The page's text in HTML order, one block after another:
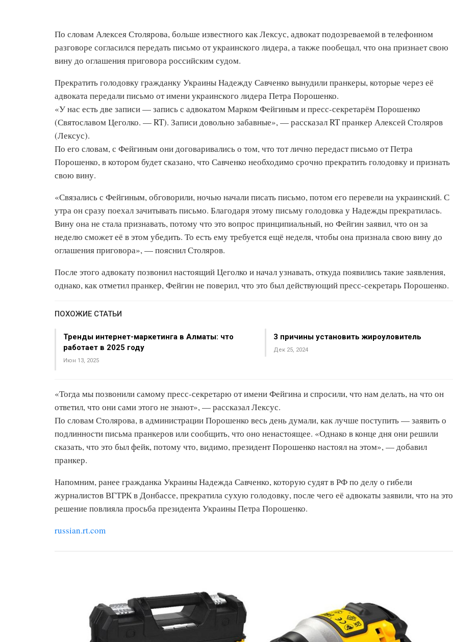
По словам Алексея Столярова, больше известного как Лексус, адвокат подозреваемой в телефонном
разговоре согласился передать письмо от украинского лидера, а также пообещал, что она признает свою
вину до оглашения приговора российским судом.
Прекратить голодовку гражданку Украины Надежду Савченко вынудили пранкеры, которые через её
адвоката передали письмо от имени украинского лидера Петра Порошенко.
«У нас есть две записи — запись с адвокатом Марком Фейгиным и пресс-секретарём Порошенко
(Святославом Цеголко. — RT). Записи довольно забавные», — рассказал RT пранкер Алексей Столяров
(Лексус).
По его словам, с Фейгиным они договаривались о том, что тот лично передаст письмо от Петра
Порошенко, в котором будет сказано, что Савченко необходимо срочно прекратить голодовку и признать
свою вину.
«Связались с Фейгиным, обговорили, ночью начали писать письмо, потом его перевели на украинский. С
утра он сразу поехал зачитывать письмо. Благодаря этому письму голодовка у Надежды прекратилась.
Вину она не стала признавать, потому что это вопрос принципиальный, но Фейгин заявил, что он за
неделю сможет её в этом убедить. То есть ему требуется ещё неделя, чтобы она признала свою вину до
оглашения приговора», — пояснил Столяров.
После этого адвокату позвонил настоящий Цеголко и начал узнавать, откуда появились такие заявления,
однако, как отметил пранкер, Фейгин не поверил, что это был действующий пресс-секретарь Порошенко.
ПОХОЖИЕ СТАТЬИ
Тренды интернет-маркетинга в Алматы: что
работает в 2025 году
Июн 13, 2025
3 причины установить жироуловитель
Дек 25, 2024
«Тогда мы позвонили самому пресс-секретарю от имени Фейгина и спросили, что нам делать, на что он
ответил, что они сами этого не знают», — рассказал Лексус.
По словам Столярова, в администрации Порошенко весь день думали, как лучше поступить — заявить о
подлинности письма пранкеров или сообщить, что оно ненастоящее. «Однако в конце дня они решили
сказать, что это был фейк, потому что, видимо, президент Порошенко настоял на этом», — добавил
пранкер.
Напомним, ранее гражданка Украины Надежда Савченко, которую судят в РФ по делу о гибели
журналистов ВГТРК в Донбассе, прекратила сухую голодовку, после чего её адвокаты заявили, что на это
решение повлияла просьба президента Украины Петра Порошенко.
russian.rt.com